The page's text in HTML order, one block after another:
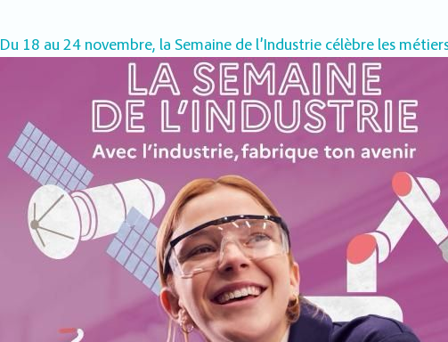
Du 18 au 24 novembre, la Semaine de l’Industrie célèbre les